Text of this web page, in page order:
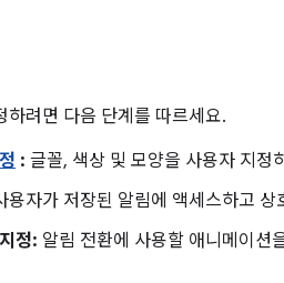
하려면 다음 단계를 따르세요.
: 글꼴, 색상 및 모양을 사용자 지정
용자가 저장된 알림에 액세스하고
지정: 알림 전환에 사용할 애니메이션